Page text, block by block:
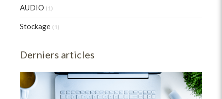
AUDIO (1)
Stockage (1)
Derniers articles